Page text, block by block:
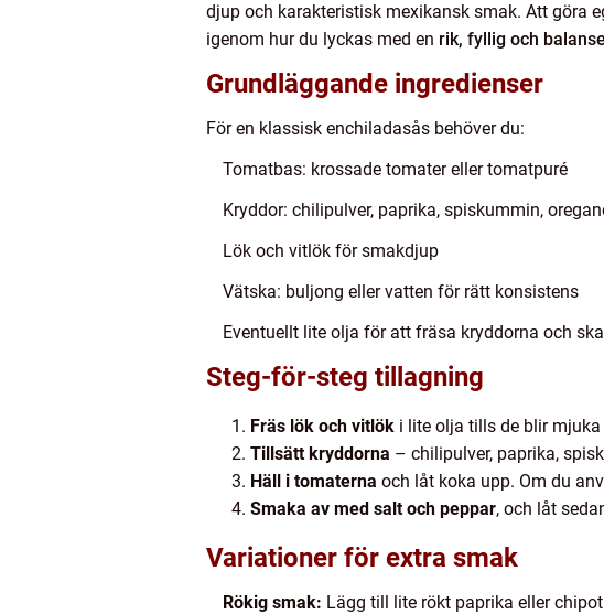
djup och karakteristisk mexikansk smak. Att göra
igenom hur du lyckas med en rik, fyllig och
Grundläggande ingredienser
För en klassisk enchiladasås behöver du:
Tomatbas: krossade tomater eller tomatpuré
Kryddor: chilipulver, paprika, spiskummin,
Lök och vitlök för smakdjup
Vätska: buljong eller vatten för rätt konsistens
Eventuellt lite olja för att fräsa kryddorna och
Steg-för-steg tillagning
Fräs lök och vitlök i lite olja tills de blir
Tillsätt kryddorna – chilipulver, paprika,
Häll i tomaterna och låt koka upp. Om du
Smaka av med salt och peppar, och låt
Variationer för extra smak
Rökig smak: Lägg till lite rökt paprika eller